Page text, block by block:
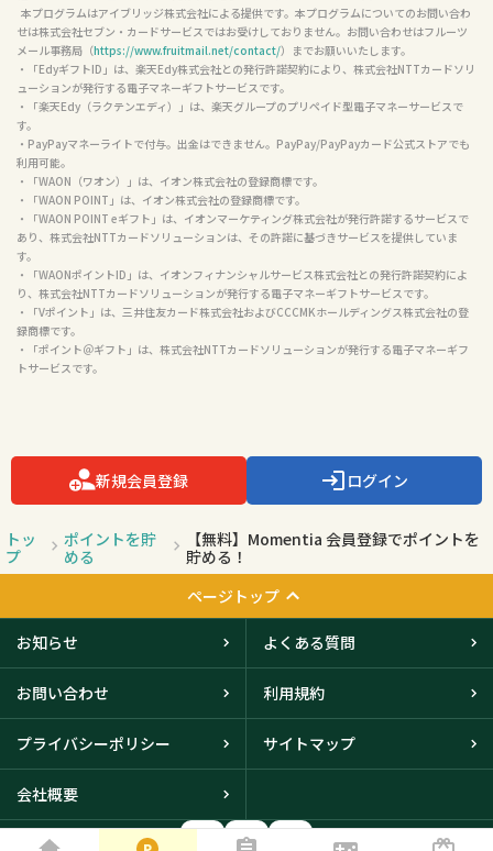
せは株式会社セブン・カードサービスではお受けしておりません。お問い合わせはフルーツ
メール事務局（https://www.fruitmail.net/contact/）までお願いいたします。
・「EdyギフトID」は、楽天Edy株式会社との発行許諾契約により、株式会社NTTカードソリ
ューションが発行する電子マネーギフトサービスです。
・「楽天Edy（ラクテンエディ）」は、楽天グループのプリペイド型電子マネーサービスで
す。
・PayPayマネーライトで付与。出金はできません。PayPay/PayPayカード公式ストアでも
利用可能。
・「WAON（ワオン）」は、イオン株式会社の登録商標です。
・「WAON POINT」は、イオン株式会社の登録商標です。
・「WAON POINT eギフト」は、イオンマーケティング株式会社が発行許諾するサービスで
あり、株式会社NTTカードソリューションは、その許諾に基づきサービスを提供していま
す。
・「WAONポイントID」は、イオンフィナンシャルサービス株式会社との発行許諾契約によ
り、株式会社NTTカードソリューションが発行する電子マネーギフトサービスです。
・「Vポイント」は、三井住友カード株式会社およびCCCMKホールディングス株式会社の登
録商標です。
・「ポイント＠ギフト」は、株式会社NTTカードソリューションが発行する電子マネーギフ
トサービスです。
新規会員登録 ログイン
トッ
プ
ポイントを貯
める
【無料】Momentia 会員登録でポイントを
貯める！
ページトップ
お知らせ よくある質問
お問い合わせ 利用規約
プライバシーポリシー サイトマップ
会社概要